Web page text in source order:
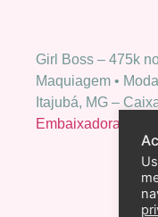
Girl Boss – 475k
Maquiagem •
Itajubá, MG –
Embaixadora Bio